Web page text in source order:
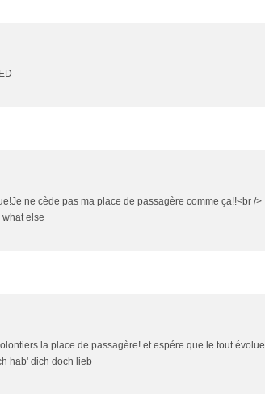
ne cède pas ma place de passagère comme ça!!<br />
else
la place de passagère! et espére que le tout évolue
hab' dich doch lieb